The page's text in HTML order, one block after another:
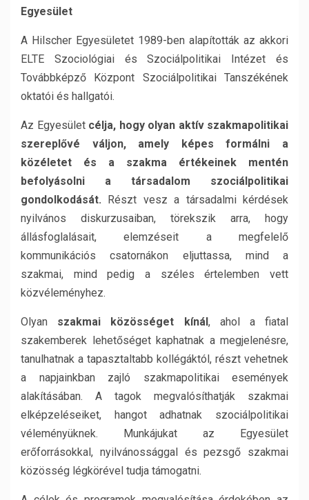
Egyesület
A Hilscher Egyesületet 1989-ben alapították az akkori
ELTE Szociológiai és Szociálpolitikai Intézet és
Továbbképző Központ Szociálpolitikai Tanszékének
oktatói és hallgatói.
Az Egyesület célja, hogy olyan aktív szakmapolitikai
szereplővé váljon, amely képes formálni a
közéletet és a szakma értékeinek mentén
befolyásolni a társadalom szociálpolitikai
gondolkodását. Részt vesz a társadalmi kérdések
nyilvános diskurzusaiban, törekszik arra, hogy
állásfoglalásait, elemzéseit a megfelelő
kommunikációs csatornákon eljuttassa, mind a
szakmai, mind pedig a széles értelemben vett
közvéleményhez.
Olyan szakmai közösséget kínál, ahol a fiatal
szakemberek lehetőséget kaphatnak a megjelenésre,
tanulhatnak a tapasztaltabb kollégáktól, részt vehetnek
a napjainkban zajló szakmapolitikai események
alakításában. A tagok megvalósíthatják szakmai
elképzeléseiket, hangot adhatnak szociálpolitikai
véleményüknek. Munkájukat az Egyesület
erőforrásokkal, nyilvánossággal és pezsgő szakmai
közösség légkörével tudja támogatni.